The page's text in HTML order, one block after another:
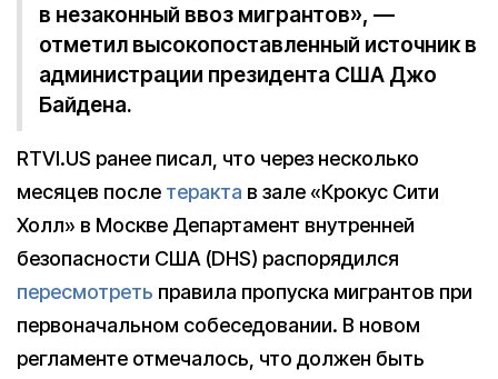
в незаконный ввоз мигрантов», —
отметил высокопоставленный источник в
администрации президента США Джо
Байдена.
RTVI.US ранее писал, что через несколько
месяцев после теракта в зале «Крокус Сити
Холл» в Москве Департамент внутренней
безопасности США (DHS) распорядился
пересмотреть правила пропуска мигрантов при
первоначальном собеседовании. В новом
регламенте отмечалось, что должен быть